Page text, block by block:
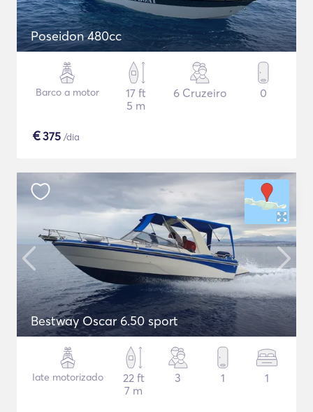
Poseidon 480cc
Barco a motor
17 ft
5 m
6 Cruzeiro 0
€375 /dia
Bestway Oscar 6.50 sport
Iate motorizado
22 ft
7 m
3 1 1